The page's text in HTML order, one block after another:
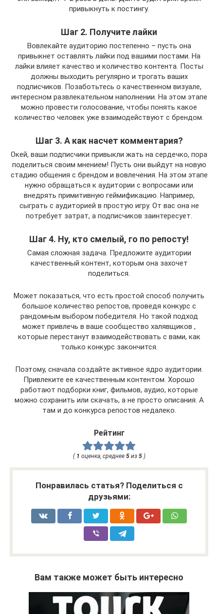
привыкнуть к постингу.
Шаг 2. Получите лайки
Вовлекайте аудиторию постепенно – пусть она
привыкнет оставлять лайки под вашими постами. На
лайки влияет качество и количество контента. Посты
должны выходить регулярно и трогать ваших
подписчиков. Позаботьтесь о качественном визуале,
интересном развлекательном наполнении. На этом этапе
можно провести голосование, чтобы понять какое
количество человек уже взаимодействуют с брендом.
Шаг 3. А как насчет комментария?
Окей, ваши подписчики привыкли жать на сердечко, пора
поделиться своим мнением! Пусть они выйдут на новую
стадию общения с брендом и вовлечения. На этом этапе
нужно обращаться к аудитории с вопросами или
внедрять примитивную геймификацию. Например,
сыграть с аудиторией в простую игру. От вас она не
потребует затрат, а подписчиков заинтересует.
Шаг 4. Ну, кто смелый, го по репосту!
Самая сложная задача. Предложите аудитории
качественный контент, которым она захочет
поделиться.
Может показаться, что есть простой способ получить
большое количество репостов, проведя конкурс с
рандомным выбором победителя. Но такой подход
может привлечь в ваше сообщество халявщиков ,
которые перестанут взаимодействовать с вами, как
только конкурс закончится.
Поэтому, сначала создайте активное ядро аудитории.
Привлеките ее качественным контентом. Хорошо
работают подборки книг, фильмов, аудио, которые
можно сохранить или скачать, а не просто описания. А
там и до конкурса репостов недалеко.
Рейтинг
( 1 оценка, среднее 5из 5)
Понравилась статья? Поделиться с
друзьями:
Вам также может быть интересно